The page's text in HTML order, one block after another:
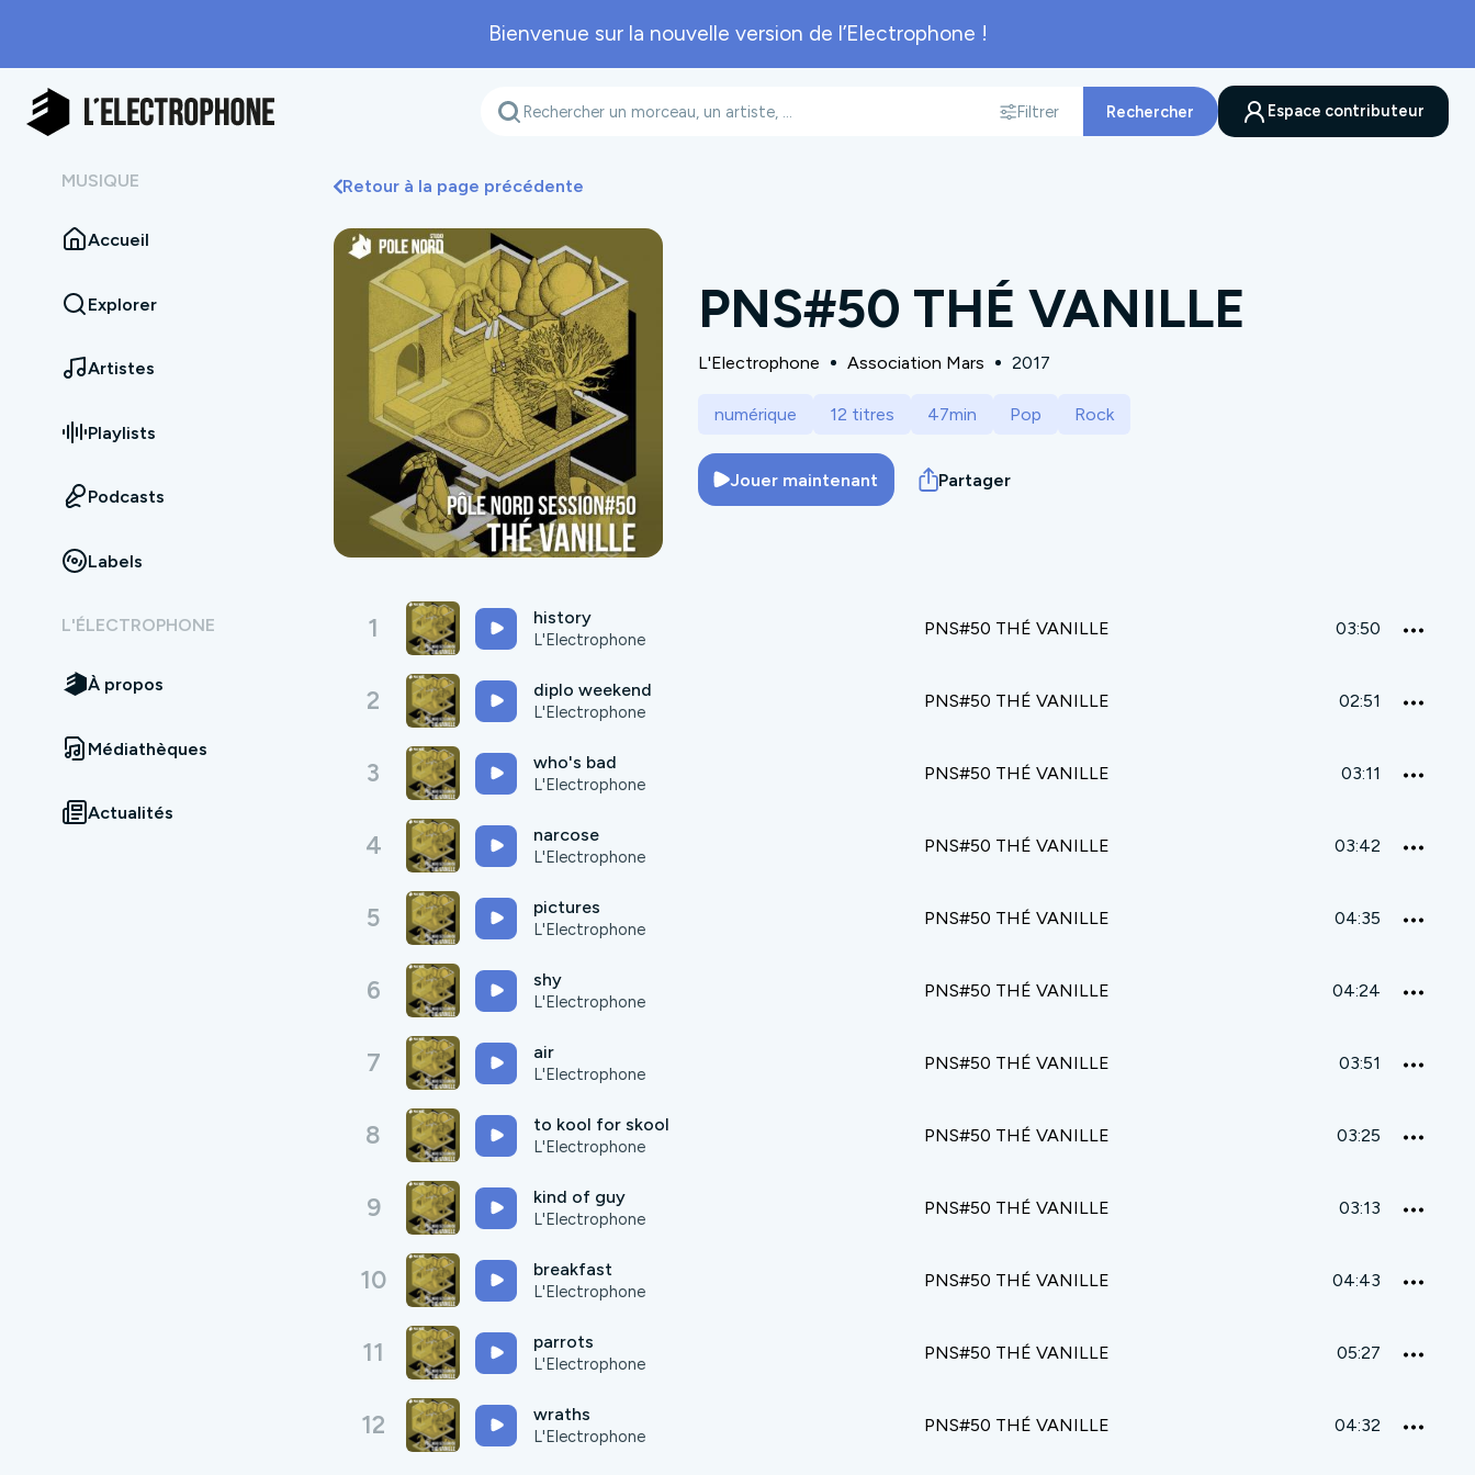
Bienvenue sur la nouvelle version de l’Electrophone !
Filtrer
Rechercher
Espace contributeur
MUSIQUE
Accueil
Explorer
Artistes
Playlists
Podcasts
Labels
L'ÉLECTROPHONE
À propos
Médiathèques
Actualités
Retour à la page précédente
PNS#50 THÉ VANILLE
L'Electrophone Association Mars 2017
numérique 12 titres 47min Pop Rock
Jouer maintenant Partager
1 history
L'Electrophone
PNS#50 THÉ VANILLE 03:50
2 diplo weekend
L'Electrophone
PNS#50 THÉ VANILLE 02:51
3 who's bad
L'Electrophone
PNS#50 THÉ VANILLE 03:11
4 narcose
L'Electrophone
PNS#50 THÉ VANILLE 03:42
5 pictures
L'Electrophone
PNS#50 THÉ VANILLE 04:35
6 shy
L'Electrophone
PNS#50 THÉ VANILLE 04:24
7 air
L'Electrophone
PNS#50 THÉ VANILLE 03:51
8 to kool for skool
L'Electrophone
PNS#50 THÉ VANILLE 03:25
9 kind of guy
L'Electrophone
PNS#50 THÉ VANILLE 03:13
10 breakfast
L'Electrophone
PNS#50 THÉ VANILLE 04:43
11 parrots
L'Electrophone
PNS#50 THÉ VANILLE 05:27
12 wraths
L'Electrophone
PNS#50 THÉ VANILLE 04:32